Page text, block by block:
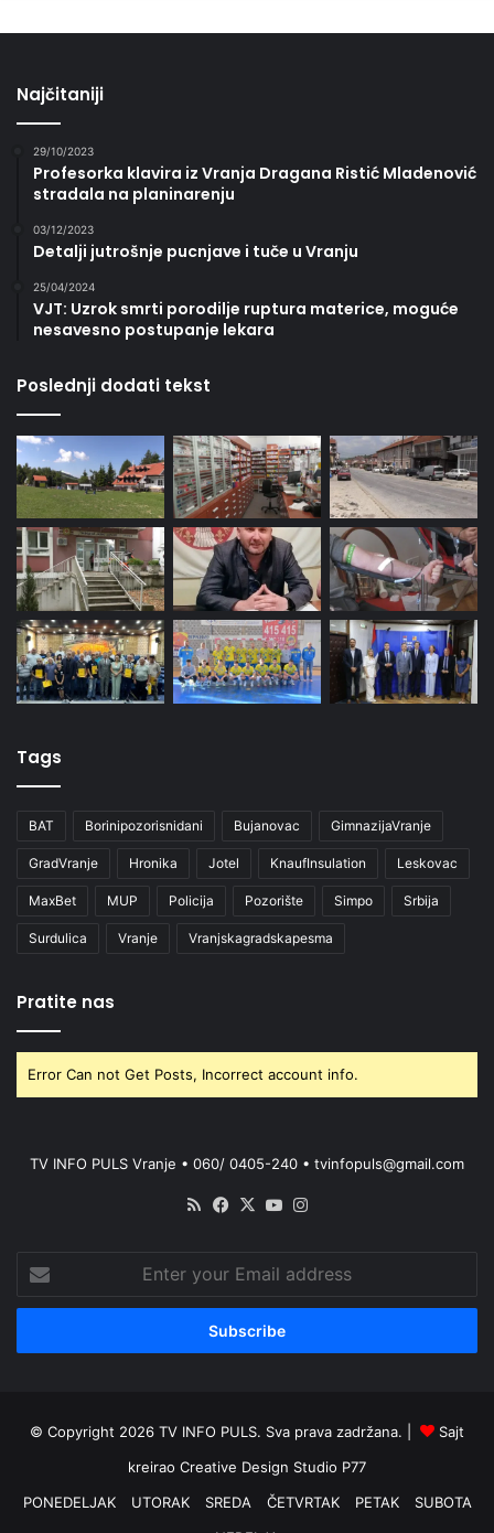
Najčitaniji
29/10/2023
Profesorka klavira iz Vranja Dragana Ristić Mladenović
stradala na planinarenju
03/12/2023
Detalji jutrošnje pucnjave i tuče u Vranju
25/04/2024
VJT: Uzrok smrti porodilje ruptura materice, moguće
nesavesno postupanje lekara
Poslednji dodati tekst
Tags
BAT Borinipozorisnidani Bujanovac GimnazijaVranje
GradVranje Hronika Jotel KnaufInsulation Leskovac
MaxBet MUP Policija Pozorište Simpo Srbija
Surdulica Vranje Vranjskagradskapesma
Pratite nas
Error Can not Get Posts, Incorrect account info.
TV INFO PULS Vranje • 060/ 0405-240 • tvinfopuls@gmail.com
RSS Facebook
X YouTube
your
Email
© Copyright 2026 TV INFO PULS. Sva prava zadržana. |
Sajt
kreirao Creative Design Studio P77
PONEDELJAK
UTORAK SREDA ČETVRTAK PETAK
SUBOTA